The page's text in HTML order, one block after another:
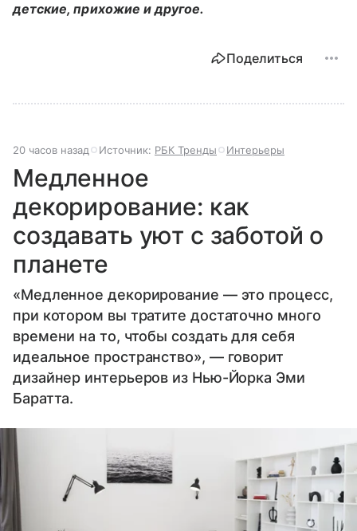
детские, прихожие и другое.
Поделиться
20 часов назад Источник: РБК Тренды Интерьеры
Медленное
декорирование: как
создавать уют с заботой о
планете
«Медленное декорирование — это процесс,
при котором вы тратите достаточно много
времени на то, чтобы создать для себя
идеальное пространство», — говорит
дизайнер интерьеров из Нью-Йорка Эми
Баратта.